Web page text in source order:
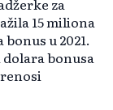
za
15 miliona
u 2021.
dolara bonusa